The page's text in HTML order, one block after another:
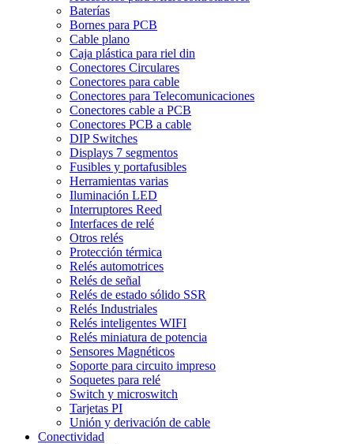
Baterías
Bornes para PCB
Cable plano
Caja plástica para riel din
Conectores Circulares
Conectores para cable
Conectores para Telecomunicaciones
Conectores cable a PCB
Conectores PCB a cable
DIP Switches
Displays 7 segmentos
Fusibles y portafusibles
Herramientas varias
Iluminación LED
Interruptores Reed
Interfaces de relé
Otros relés
Protección térmica
Relés automotrices
Relés de señal
Relés de estado sólido SSR
Relés Industriales
Relés inteligentes WIFI
Relés miniatura de potencia
Sensores Magnéticos
Soporte para circuito impreso
Soquetes para relé
Switch y microswitch
Tarjetas PI
Unión y derivación de cable
Conectividad